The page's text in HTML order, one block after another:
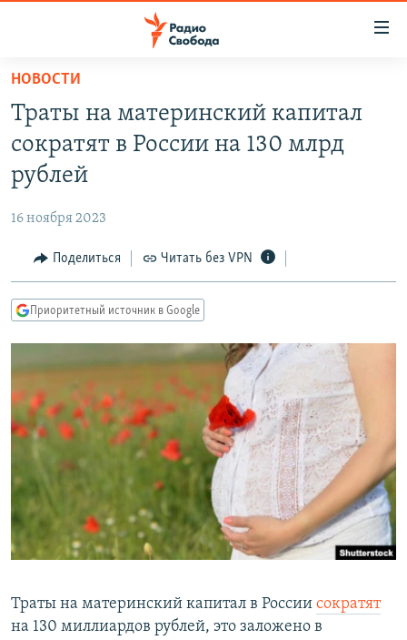
упрощенного
доступа
основному
Вернутся
Вернутся
поиску
ПОДКАСТЫ
АВТОРСКИЕ ПРОЕКТЫ
МНЕНИЯ
КУЛЬТУРА
КАВКАЗ.РЕАЛИИ
СЕВЕР.РЕАЛИИ
СИБИРЬ.РЕАЛИИ
РАСПИСАНИЕ ВЕЩАНИЯ
ПОДПИШИТЕСЬ НА РАССЫЛКУ
СОЦИАЛЬНЫЕ СЕТИ
Все сайты РСЕ/РС
НОВОСТИ
Траты на материнский капитал
сократят в России на 130 млрд
рублей
16 ноября 2023
Поделиться Читать без VPN
Приоритетный источник в Google
Траты на материнский капитал в России сократят
на 130 миллиардов рублей, это заложено в